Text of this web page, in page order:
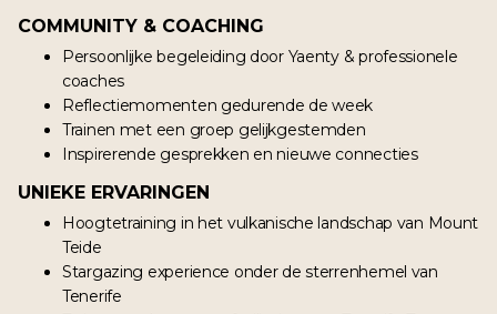
COMMUNITY & COACHING
Persoonlijke begeleiding door Yaenty & professionele
coaches
Reflectiemomenten gedurende de week
Trainen met een groep gelijkgestemden
Inspirerende gesprekken en nieuwe connecties
UNIEKE ERVARINGEN
Hoogtetraining in het vulkanische landschap van Mount
Teide
Stargazing experience onder de sterrenhemel van
Tenerife